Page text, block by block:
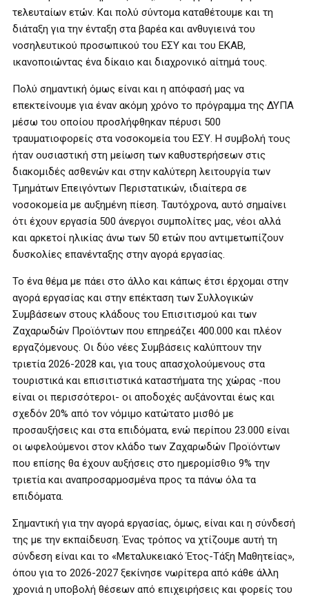
τελευταίων ετών. Και πολύ σύντομα καταθέτουμε και τη
διάταξη για την ένταξη στα βαρέα και ανθυγιεινά του
νοσηλευτικού προσωπικού του ΕΣΥ και του ΕΚΑΒ,
ικανοποιώντας ένα δίκαιο και διαχρονικό αίτημά τους.
Πολύ σημαντική όμως είναι και η απόφασή μας να
επεκτείνουμε για έναν ακόμη χρόνο το πρόγραμμα της ΔΥΠΑ
μέσω του οποίου προσλήφθηκαν πέρυσι 500
τραυματιοφορείς στα νοσοκομεία του ΕΣΥ. Η συμβολή τους
ήταν ουσιαστική στη μείωση των καθυστερήσεων στις
διακομιδές ασθενών και στην καλύτερη λειτουργία των
Τμημάτων Επειγόντων Περιστατικών, ιδιαίτερα σε
νοσοκομεία με αυξημένη πίεση. Ταυτόχρονα, αυτό σημαίνει
ότι έχουν εργασία 500 άνεργοι συμπολίτες μας, νέοι αλλά
και αρκετοί ηλικίας άνω των 50 ετών που αντιμετωπίζουν
δυσκολίες επανένταξης στην αγορά εργασίας.
Το ένα θέμα με πάει στο άλλο και κάπως έτσι έρχομαι στην
αγορά εργασίας και στην επέκταση των Συλλογικών
Συμβάσεων στους κλάδους του Επισιτισμού και των
Ζαχαρωδών Προϊόντων που επηρεάζει 400.000 και πλέον
εργαζόμενους. Οι δύο νέες Συμβάσεις καλύπτουν την
τριετία 2026-2028 και, για τους απασχολούμενους στα
τουριστικά και επισιτιστικά καταστήματα της χώρας -που
είναι οι περισσότεροι- οι αποδοχές αυξάνονται έως και
σχεδόν 20% από τον νόμιμο κατώτατο μισθό με
προσαυξήσεις και στα επιδόματα, ενώ περίπου 23.000 είναι
οι ωφελούμενοι στον κλάδο των Ζαχαρωδών Προϊόντων
που επίσης θα έχουν αυξήσεις στο ημερομίσθιο 9% την
τριετία και αναπροσαρμοσμένα προς τα πάνω όλα τα
επιδόματα.
Σημαντική για την αγορά εργασίας, όμως, είναι και η σύνδεσή
της με την εκπαίδευση. Ένας τρόπος να χτίζουμε αυτή τη
σύνδεση είναι και το «Μεταλυκειακό Έτος-Τάξη Μαθητείας»,
όπου για το 2026-2027 ξεκίνησε νωρίτερα από κάθε άλλη
χρονιά η υποβολή θέσεων από επιχειρήσεις και φορείς του